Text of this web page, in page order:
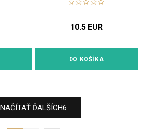
10.5 EUR
DO KOŠÍKA
NAČÍTAŤ ĎALŠÍCH6